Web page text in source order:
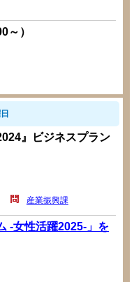
～）
』ビジネスプラン
産業振興課
-女性活躍2025-」を